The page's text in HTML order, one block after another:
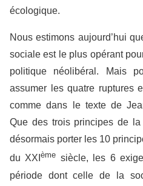
écologique.
Nous estimons aujourd’hui
sociale est le plus opérant
politique néolibéral. Mais
assumer les quatre ruptures
comme dans le texte de
Que des trois principes de
désormais porter les 10
du XXIème siècle, les 6
période dont celle de la